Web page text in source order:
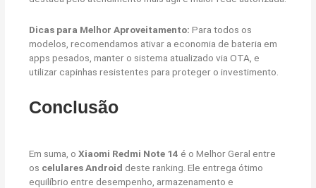
Dicas para Melhor Aproveitamento: Para todos os
modelos, recomendamos ativar a economia de bateria em
apps pesados, manter o sistema atualizado via OTA, e
utilizar capinhas resistentes para proteger o investimento.
Conclusão
Em suma, oXiaomi Redmi Note 14 é o Melhor Geral entre
os celulares Android deste ranking. Ele entrega ótimo
equilíbrio entre desempenho, armazenamento e